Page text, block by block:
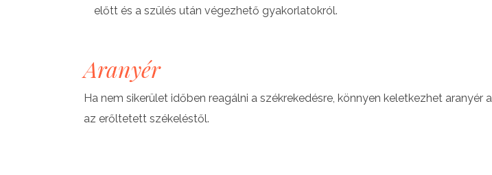
előtt és a szülés után végezhető gyakorlatokról.
Aranyér
Ha nem sikerület időben reagálni a székrekedésre, könnyen keletkezhet aranyér
az erőltetett székeléstől.